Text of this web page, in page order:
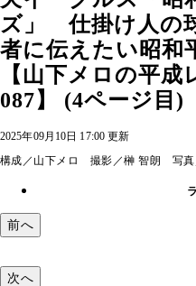
ズ」 仕掛け人の
者に伝えたい昭和
【山下メロの平成
087】 (4ページ目)
2025年09月10日 17:00 更新
構成／山下メロ 撮影／榊 智朗 写真
前へ
次へ